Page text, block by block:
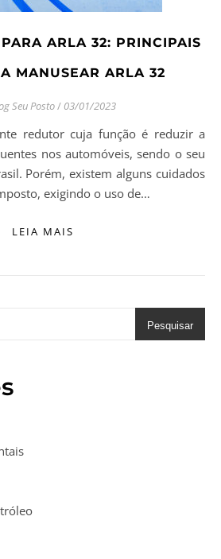
ARLA 32: PRINCIPAIS
MANUSEAR ARLA 32
Seu Posto/ 03/01/2023
nos automóveis, sendo o seu
Porém, existem alguns cuidados
exigindo o uso de…
LEIA MAIS
Pesquisar